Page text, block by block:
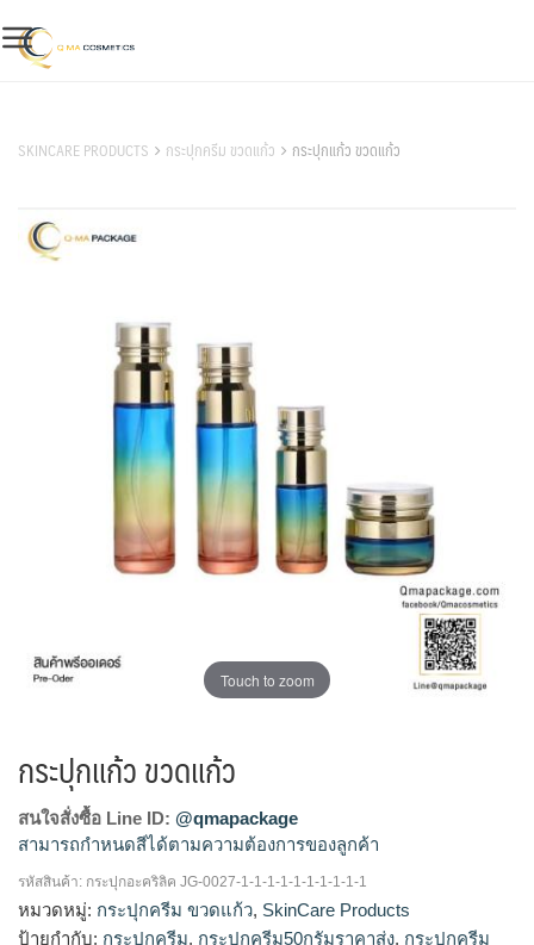
to
content
SKINCARE PRODUCTS กระปุกครีม ขวดแก้ว กระปุกแก้ว ขวดแก้ว
Touch to zoom
กระปุกแก้ว ขวดแก้ว
สนใจสั่งซื้อ Line ID: @qmapackage
สามารถกำหนดสีได้ตามความต้องการของลูกค้า
กระปุกแก้วขายส่ง, ร้านขายกระปุกแก้ว, โรงงานผลิตกระปุกครีม,
รับผลิตกระปุกครีม, จำหน่ายกระปุกครีม, ขายส่งกระปุกครีม, รับ
รหัสสินค้า: กระปุกอะคริลิค JG-0027-1-1-1-1-1-1-1-1-1-1
หมวดหมู่: กระปุกครีม ขวดแก้ว, SkinCare Products
ป้ายกำกับ: กระปุกครีม, กระปุกครีม50กรัมราคาส่ง, กระปุกครีม